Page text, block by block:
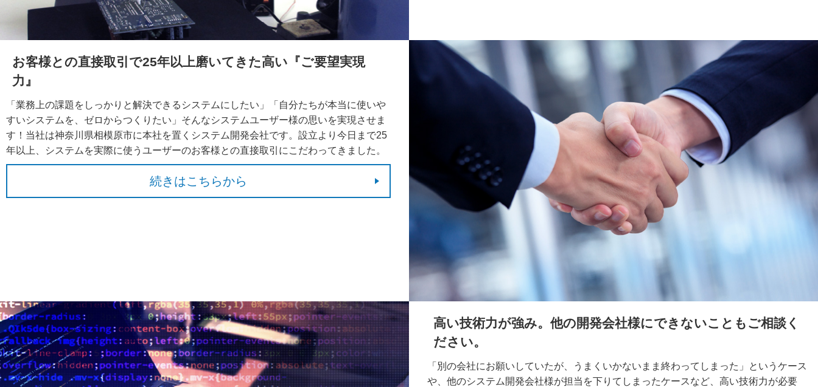
お客様との直接取引で25年以上磨いてきた高い『ご要望実現
力』
「業務上の課題をしっかりと解決できるシステムにしたい」「自分たちが本当に使いや
すいシステムを、ゼロからつくりたい」そんなシステムユーザー様の思いを実現させま
す！当社は神奈川県相模原市に本社を置くシステム開発会社です。設立より今日まで25
年以上、システムを実際に使うユーザーのお客様との直接取引にこだわってきました。
続きはこちらから
高い技術力が強み。他の開発会社様にできないこともご相談く
ださい。
「別の会社にお願いしていたが、うまくいかないまま終わってしまった」というケース
や、他のシステム開発会社様が担当を下りてしまったケースなど、高い技術力が必要